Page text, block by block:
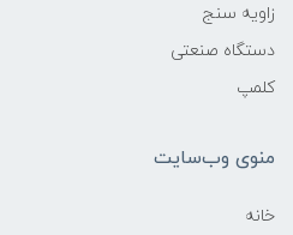
زاویه سنج
دستگاه صنعتی
کلمپ
منوی وب‌سایت
خانه